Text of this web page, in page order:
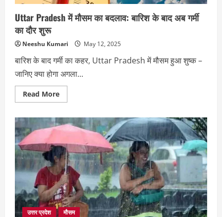
Uttar Pradesh में मौसम का बदलाव: बारिश के बाद अब गर्मी
का दौर शुरू
Neeshu Kumari May 12, 2025
बारिश के बाद गर्मी का कहर, Uttar Pradesh में मौसम हुआ शुष्क –
जानिए क्या होगा अगला...
Read MoreRead
more
Pradesh
में
मौसम
का
बदलाव:
बारिश
के
बाद
अब
गर्मी
का
दौर
शुरू
उत्तर प्रदेश मौसम